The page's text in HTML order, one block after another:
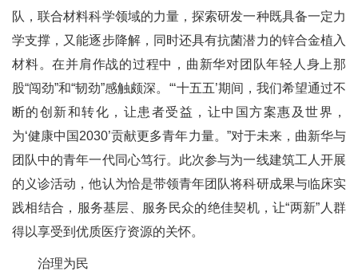
队，联合材料科学领域的力量，探索研发一种既具备一定力
学支撑，又能逐步降解，同时还具有抗菌潜力的锌合金植入
材料。在并肩作战的过程中，曲新华对团队年轻人身上那
股“闯劲”和“韧劲”感触颇深。“‘十五五’期间，我们希望通过不
断的创新和转化，让患者受益，让中国方案惠及世界，
为‘健康中国2030’贡献更多青年力量。”对于未来，曲新华与
团队中的青年一代同心笃行。此次参与为一线建筑工人开展
的义诊活动，他认为恰是带领青年团队将科研成果与临床实
践相结合，服务基层、服务民众的绝佳契机，让“两新”人群
得以享受到优质医疗资源的关怀。
治理为民